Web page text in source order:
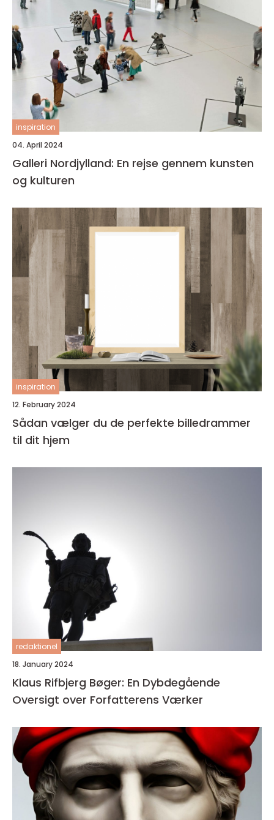
inspiration
04. April 2024
Galleri Nordjylland: En rejse gennem kunsten
og kulturen
inspiration
12. February 2024
Sådan vælger du de perfekte billedrammer
til dit hjem
redaktionel
18. January 2024
Klaus Rifbjerg Bøger: En Dybdegående
Oversigt over Forfatterens Værker